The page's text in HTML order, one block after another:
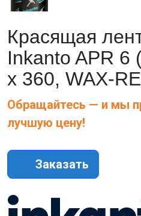
Красящая
Inkanto APR 6
х 360, WAX-
Обращайтесь — и мы
лучшую цену!
Заказать